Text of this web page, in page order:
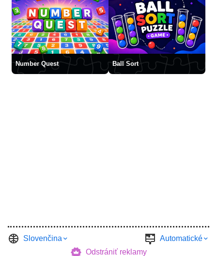
Number Quest Ball Sort
Slovenčina
Automatické
Odstrániť reklamy